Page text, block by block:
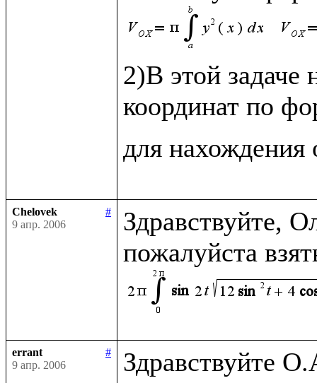
2)В этой задаче
координат по
для нахождения
Chelovek
#
9 апр. 2006
Здравствуйте,
errant
#
9 апр. 2006
Здравствуйте